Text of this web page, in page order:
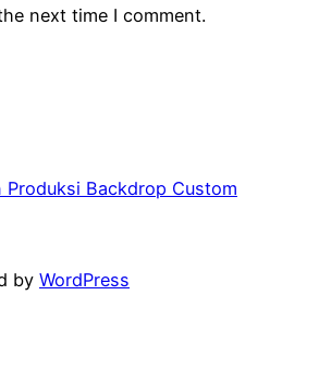
next time I comment.
Produksi Backdrop Custom
by WordPress